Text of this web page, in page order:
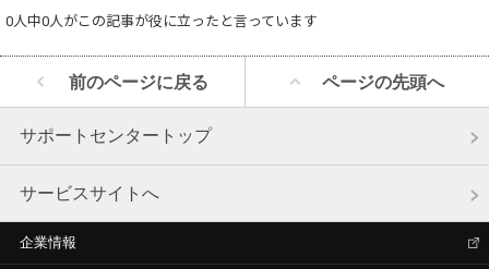
0人中0人がこの記事が役に立ったと言っています
前のページに戻る ページの先頭へ
サポートセンタートップ
サービスサイトへ
企業情報